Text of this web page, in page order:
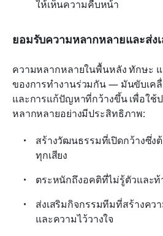
ให้เห็นความคืบหน้า
ยอมรับความหลากหลายและส่ง
ความหลากหลายในพื้นหลัง ทักษะ
ของการทำงานร่วมกัน — มันขับเค
และการแก้ปัญหาที่กว้างขึ้น เพื่อใช้
หลากหลายอย่างมีประสิทธิภาพ:
สร้างวัฒนธรรมที่เปิดกว้างซึ่
ทุกเสียง
ตระหนักถึงอคติที่ไม่รู้ตัวและ
ส่งเสริมกิจกรรมทีมที่สร้างคว
และความไว้วางใจ